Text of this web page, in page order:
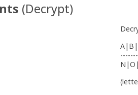
(Decrypt)